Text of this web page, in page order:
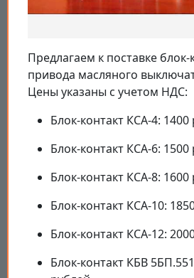
Предлагаем к поставке блок-
привода масляного
Цены указаны с учетом НДС:
Блок-контакт КСА-4: 1400
Блок-контакт КСА-6: 1500
Блок-контакт КСА-8: 1600
Блок-контакт КСА-10:
Блок-контакт КСА-12:
Блок-контакт КБВ